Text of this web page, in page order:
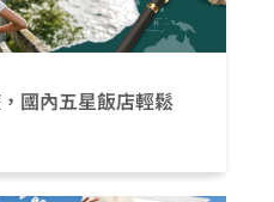
國內五星飯店輕鬆